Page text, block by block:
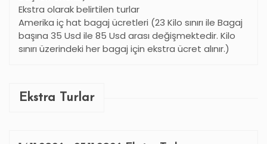
Ekstra olarak belirtilen turlar
Amerika iç hat bagaj ücretleri (23 Kilo sınırı ile Bagaj
başına 35 Usd ile 85 Usd arası değişmektedir. Kilo
sınırı üzerindeki her bagaj için ekstra ücret alınır.)
Ekstra Turlar